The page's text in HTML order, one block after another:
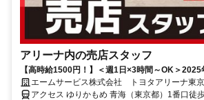
アリーナ内の売店スタッフ
【高時給1500円！】＜週1日×3時間～OK＞
り！未経験者も大歓迎！
エームサービス株式会社 トヨタアリーナ東
アクセス ゆりかもめ 青海（東京都）1番口徒